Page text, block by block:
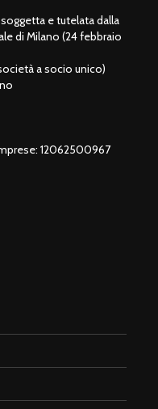
e tutelata dalla
di Milano (24 febbraio
a socio unico)
12062500967